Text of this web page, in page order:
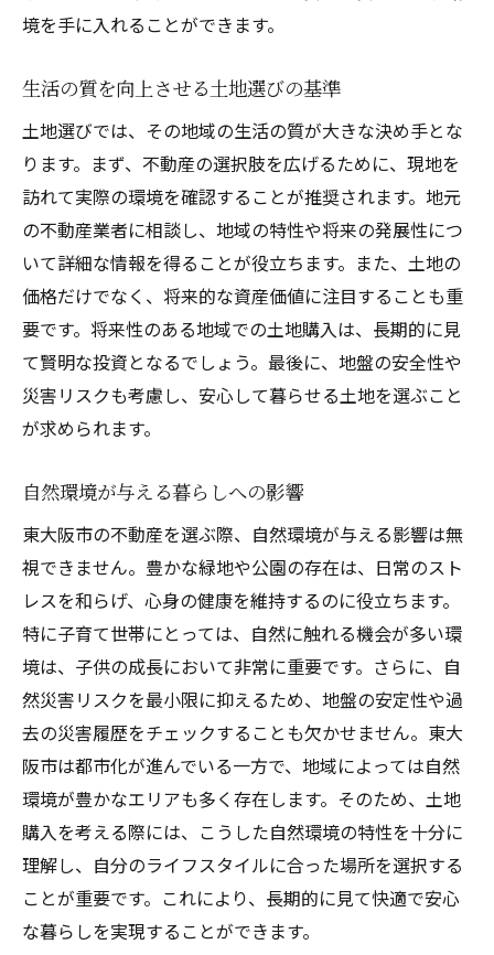
境を手に入れることができます。
生活の質を向上させる土地選びの基準
土地選びでは、その地域の生活の質が大きな決め手とな
ります。まず、不動産の選択肢を広げるために、現地を
訪れて実際の環境を確認することが推奨されます。地元
の不動産業者に相談し、地域の特性や将来の発展性につ
いて詳細な情報を得ることが役立ちます。また、土地の
価格だけでなく、将来的な資産価値に注目することも重
要です。将来性のある地域での土地購入は、長期的に見
て賢明な投資となるでしょう。最後に、地盤の安全性や
災害リスクも考慮し、安心して暮らせる土地を選ぶこと
が求められます。
自然環境が与える暮らしへの影響
東大阪市の不動産を選ぶ際、自然環境が与える影響は無
視できません。豊かな緑地や公園の存在は、日常のスト
レスを和らげ、心身の健康を維持するのに役立ちます。
特に子育て世帯にとっては、自然に触れる機会が多い環
境は、子供の成長において非常に重要です。さらに、自
然災害リスクを最小限に抑えるため、地盤の安定性や過
去の災害履歴をチェックすることも欠かせません。東大
阪市は都市化が進んでいる一方で、地域によっては自然
環境が豊かなエリアも多く存在します。そのため、土地
購入を考える際には、こうした自然環境の特性を十分に
理解し、自分のライフスタイルに合った場所を選択する
ことが重要です。これにより、長期的に見て快適で安心
な暮らしを実現することができます。